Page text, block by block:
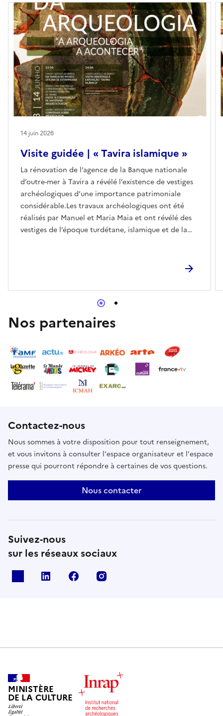
Visite guidée | « Tavira islamique »
La rénovation de l’agence de la Banque nationale
d’outre-mer à Tavira a révélé l’existence de vestiges
archéologiques d’une importance patrimoniale
considérable.Les travaux archéologiques ont été
réalisés par Manuel et Maria Maia et ont révélé des
vestiges de l’époque turdétane, islamique et de la
la muraille islamique (XIIe siècle) et le Vaso de Tavira
archéologiques a conduit à l’acquisition de
l’immeuble par la municipalité, qui en février 2012 a
visite a pour but de faire connaître le noyau
abrite.Familles avec des enfants à partir de 10
ans.Réserver
14 juin 2026
Nos partenaires
Contactez-nous
Nous sommes à votre disposition pour tout renseignement,
et vous invitons à consulter l'espace organisateur et l'espace
presse qui pourront répondre à certaines de vos questions.
Nous contacter
Suivez-nous
sur les réseaux sociaux
Linkedin Facebook
MINISTÈRE
DE LA CULTURE